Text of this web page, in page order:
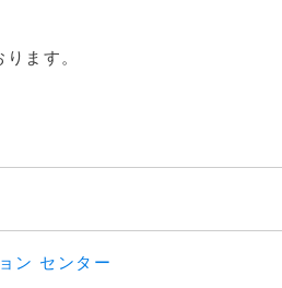
ます。
ン センター